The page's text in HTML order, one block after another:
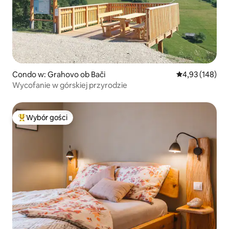
Condo w: Grahovo ob Bači Średnia
4,93 (148)
Wycofanie w górskiej przyrodzie
Najpopularniejsze z kategorii Wybór gości
Wybór gości